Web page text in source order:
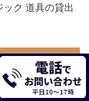
ク 道具の貸出